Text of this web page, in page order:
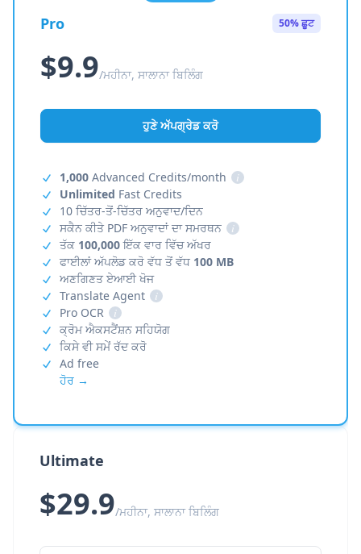
Pro 50% ਛੂਟ
$9.9/ਮਹੀਨਾ, ਸਾਲਾਨਾ ਬਿਲਿੰਗ
ਹੁਣੇ ਅੱਪਗ੍ਰੇਡ ਕਰੋ
1,000 Advanced Credits/month
i
Unlimited Fast Credits
10 ਚਿੱਤਰ-ਤੋਂ-ਚਿੱਤਰ ਅਨੁਵਾਦ/ਦਿਨ
ਸਕੈਨ ਕੀਤੇ PDF ਅਨੁਵਾਦਾਂ ਦਾ ਸਮਰਥਨ
i
ਤੱਕ 100,000ਇੱਕ ਵਾਰ ਵਿੱਚ ਅੱਖਰ
ਫਾਈਲਾਂ ਅੱਪਲੋਡ ਕਰੋ ਵੱਧ ਤੋਂ ਵੱਧ 100 MB
ਅਣਗਿਣਤ ਏਆਈ ਖੋਜ
Translate Agent
i
Pro OCR
i
ਕ੍ਰੋਮ ਐਕਸਟੈਂਸ਼ਨ ਸਹਿਯੋਗ
ਕਿਸੇ ਵੀ ਸਮੇਂ ਰੱਦ ਕਰੋ
Ad free
ਹੋਰ →
Ultimate
$29.9/ਮਹੀਨਾ, ਸਾਲਾਨਾ ਬਿਲਿੰਗ